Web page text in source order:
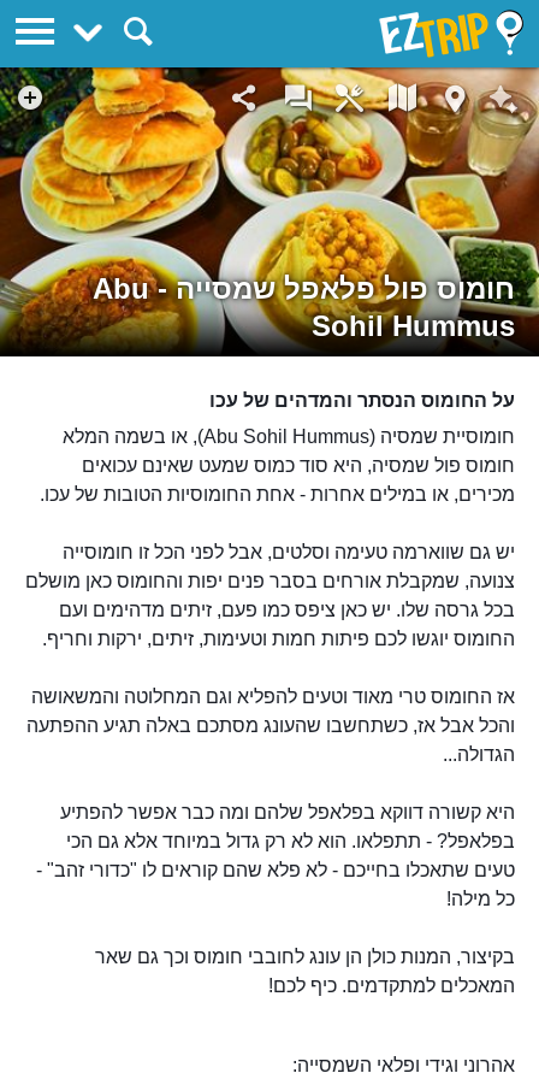
חומוס פול פלאפל שמסייה - Abu
Sohil Hummus
על החומוס הנסתר והמדהים של עכו
חומוסיית שמסיה (Abu Sohil Hummus), או בשמה המלא
חומוס פול שמסיה, היא סוד כמוס שמעט שאינם עכואים
מכירים, או במילים אחרות - אחת החומוסיות הטובות של עכו.
יש גם שווארמה טעימה וסלטים, אבל לפני הכל זו חומוסייה
צנועה, שמקבלת אורחים בסבר פנים יפות והחומוס כאן מושלם
בכל גרסה שלו. יש כאן ציפס כמו פעם, זיתים מדהימים ועם
החומוס יוגשו לכם פיתות חמות וטעימות, זיתים, ירקות וחריף.
אז החומוס טרי מאוד וטעים להפליא וגם המחלוטה והמשאושה
והכל אבל אז, כשתחשבו שהעונג מסתכם באלה תגיע ההפתעה
הגדולה...
היא קשורה דווקא בפלאפל שלהם ומה כבר אפשר להפתיע
בפלאפל? - תתפלאו. הוא לא רק גדול במיוחד אלא גם הכי
טעים שתאכלו בחייכם - לא פלא שהם קוראים לו "כדורי זהב" -
כל מילה!
בקיצור, המנות כולן הן עונג לחובבי חומוס וכך גם שאר
המאכלים למתקדמים. כיף לכם!
אהרוני וגידי ופלאי השמסייה:
EZTrip